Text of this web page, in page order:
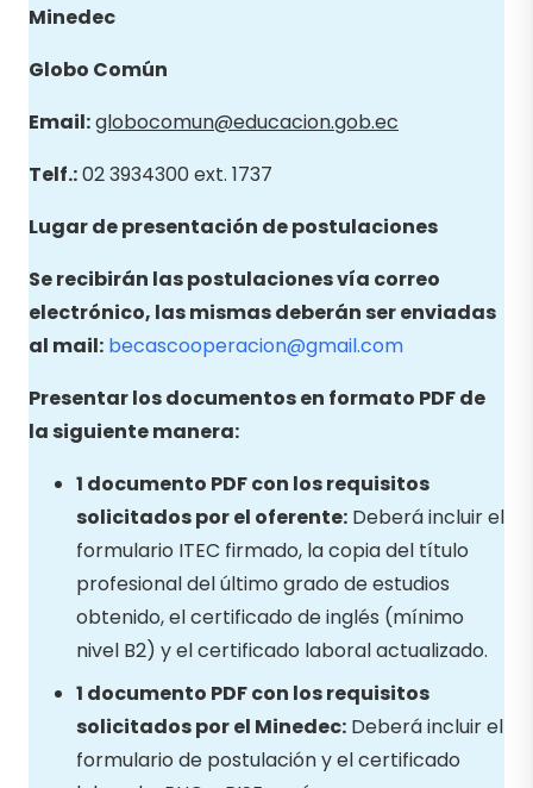
Minedec
Globo Común
Email:globocomun@educacion.gob.ec
Telf.:02 3934300 ext. 1737
Lugar de presentación de postulaciones
Se recibirán las postulaciones vía correo
electrónico, las mismas deberán ser enviadas
al mail: becascooperacion@gmail.com
Presentar los documentos en formato PDF de
la siguiente manera:
1 documento PDF con los requisitos
solicitados por el oferente: Deberá incluir el
formulario ITEC firmado, la copia del título
profesional del último grado de estudios
obtenido, el certificado de inglés (mínimo
nivel B2) y el certificado laboral actualizado.
1 documento PDF con los requisitos
solicitados por el Minedec: Deberá incluir el
formulario de postulación y el certificado